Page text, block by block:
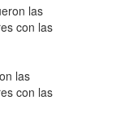
las
con las